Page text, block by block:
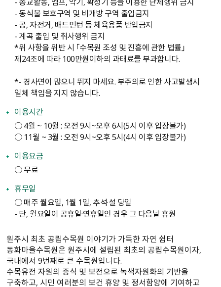
- 동식물 보호구역 및 비개방 구역 출입금지
- 공, 자전거, 배드민턴 등 체육용품 반입금지
- 계곡 출입 및 취사행위 금지
*위 사항을 위반 시 「수목원 조성 및 진흥에 관한 법률」
제24조에 따라 100만원이하의 과태료를 부과합니다.
*- 경사면이 많으니 뛰지 마세요. 부주의로 인한 사고발생시
일체 책임을 지지 않습니다.
이용시간
○ 4월 ~ 10월 : 오전 9시~오후 6시(5시 이후 입장불가)
○ 11월 ~ 3월 : 오전 9시~오후 5시(4시 이후 입장불가)
이용요금
○ 무료
휴무일
○ 매주 월요일, 1월 1일, 추석·설 당일
- 단, 월요일이 공휴일·연휴일인 경우 그 다음날 휴원
원주시 최초 공립수목원 이야기가 가득한 자연 쉼터
동화마을수목원은 원주시에 설립된 최초의 공립수목원이자,
국내에서 9번째로 큰 수목원입니다.
수목유전 자원의 증식 및 보전으로 녹색자원화의 기반을
구축하고, 시민 여러분의 보건 휴양 및 정서함양에 기여하고